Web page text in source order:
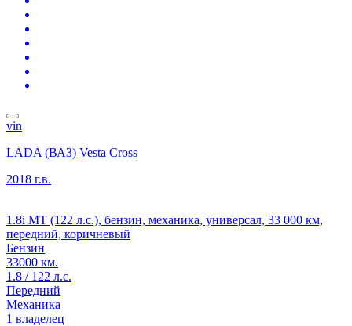
vin
LADA (ВАЗ) Vesta Cross
2018 г.в.
1.8i MT (122 л.с.), бензин, механика, универсал, 33 000 км,
передний, коричневый
Бензин
33000 км.
1.8 / 122 л.с.
Передний
Механика
1 владелец